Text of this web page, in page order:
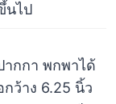
นไป
ากกา พกพาได้
ว้าง 6.25 นิ้ว